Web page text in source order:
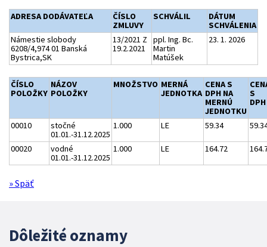
ADRESA DODÁVATEĽA
ČÍSLO
ZMLUVY
SCHVÁLIL
DÁTUM
SCHVÁLENIA
Námestie slobody
6208/4,974 01 Banská
Bystrica,SK
13/2021 Z
19.2.2021
ppl. Ing. Bc.
Martin
Matúšek
23. 1. 2026
ČÍSLO
POLOŽKY
NÁZOV
POLOŽKY
MNOŽSTVO MERNÁ
JEDNOTKA
CENA S
DPH NA
MERNÚ
JEDNOTKU
S
DPH
00010
stočné
01.01.-31.12.2025
1.000 LE 59.34
00020
vodné
01.01.-31.12.2025
1.000 LE 164.72
» Späť
Dôležité oznamy